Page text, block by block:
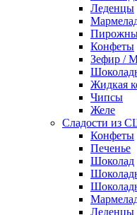
Леденцы
Конфеты
Зефир /
Жидкая
Чипсы
Желе
Сладости из
Конфеты
Печенье
Шоколад
Леденцы